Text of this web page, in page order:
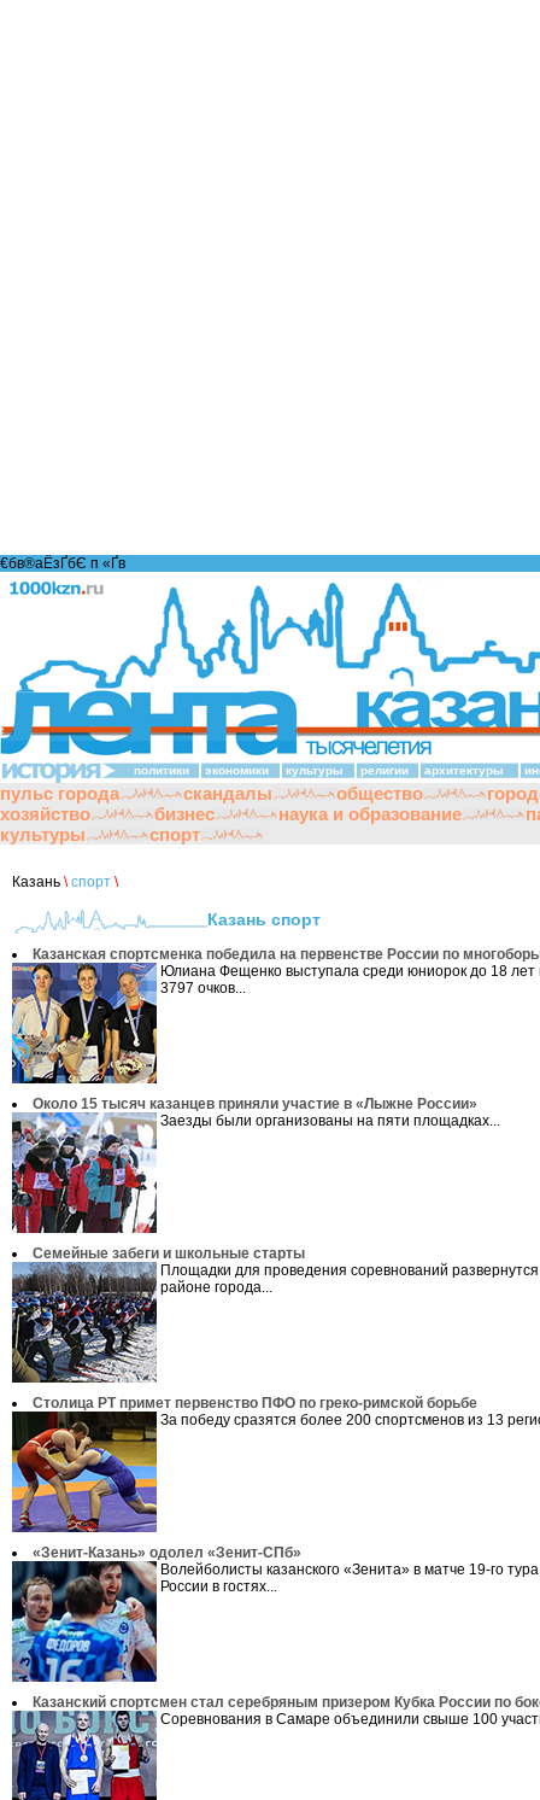
€бв®аЁзҐбЄ п «Ґ­в
политики экономики культуры религии архитектуры
пульс города скандалы общество
хозяйство
бизнес наука и образование
культуры
спорт
Казань \ спорт \
Казань спорт
Казанская спортсменка победила на первенстве России по
Юлиана Фещенко выступала среди юниорок до 18 лет
3797 очков...
Около 15 тысяч казанцев приняли участие в «Лыжне России»
Заезды были организованы на пяти площадках...
Семейные забеги и школьные старты
Площадки для проведения соревнований
районе города...
Столица РТ примет первенство ПФО по греко-римской борьбе
За победу сразятся более 200 спортсменов из 13
«Зенит-Казань» одолел «Зенит-СПб»
Волейболисты казанского «Зенита» в матче 19-го
России в гостях...
Казанский спортсмен стал серебряным призером Кубка России по
Соревнования в Самаре объединили свыше 100